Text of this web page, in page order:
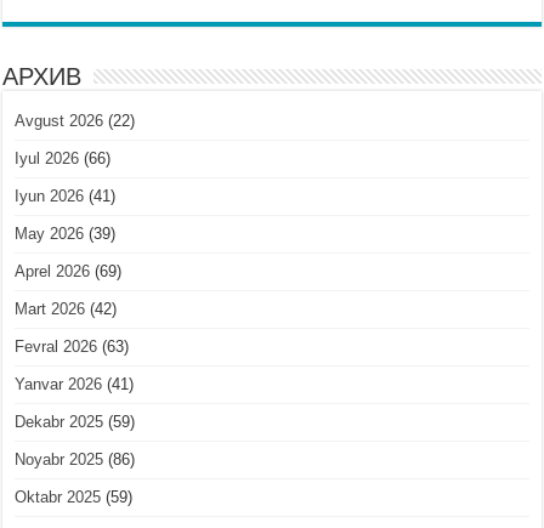
АРХИВ
Avgust 2026 (22)
Iyul 2026 (66)
Iyun 2026 (41)
May 2026 (39)
Aprel 2026 (69)
Mart 2026 (42)
Fevral 2026 (63)
Yanvar 2026 (41)
Dekabr 2025 (59)
Noyabr 2025 (86)
Oktabr 2025 (59)